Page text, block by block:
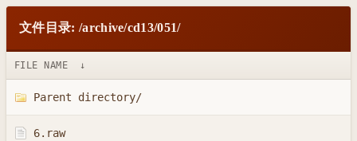
文件目录: /archive/cd13/051/
FILE NAME ↓
Parent directory/
6.raw